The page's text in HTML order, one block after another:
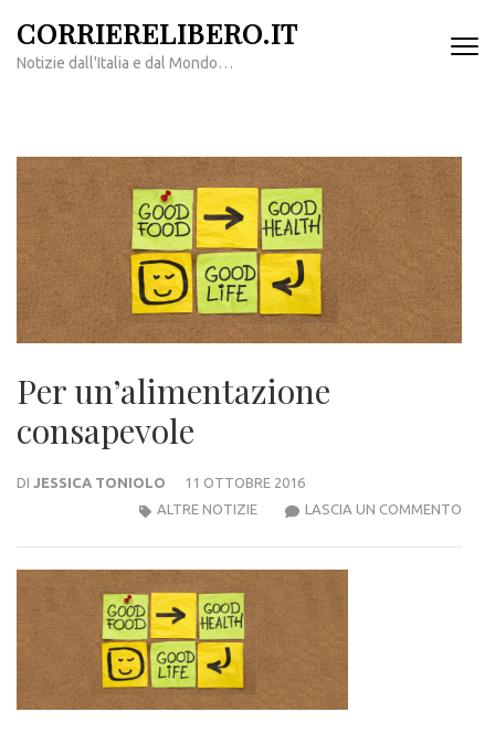
contenuto
CORRIERELIBERO.IT
Notizie dall'Italia e dal Mondo…
Per un’alimentazione
consapevole
DI JESSICA TONIOLO
11 OTTOBRE 2016
LASCIA UN COMMENTO
ALTRE NOTIZIE